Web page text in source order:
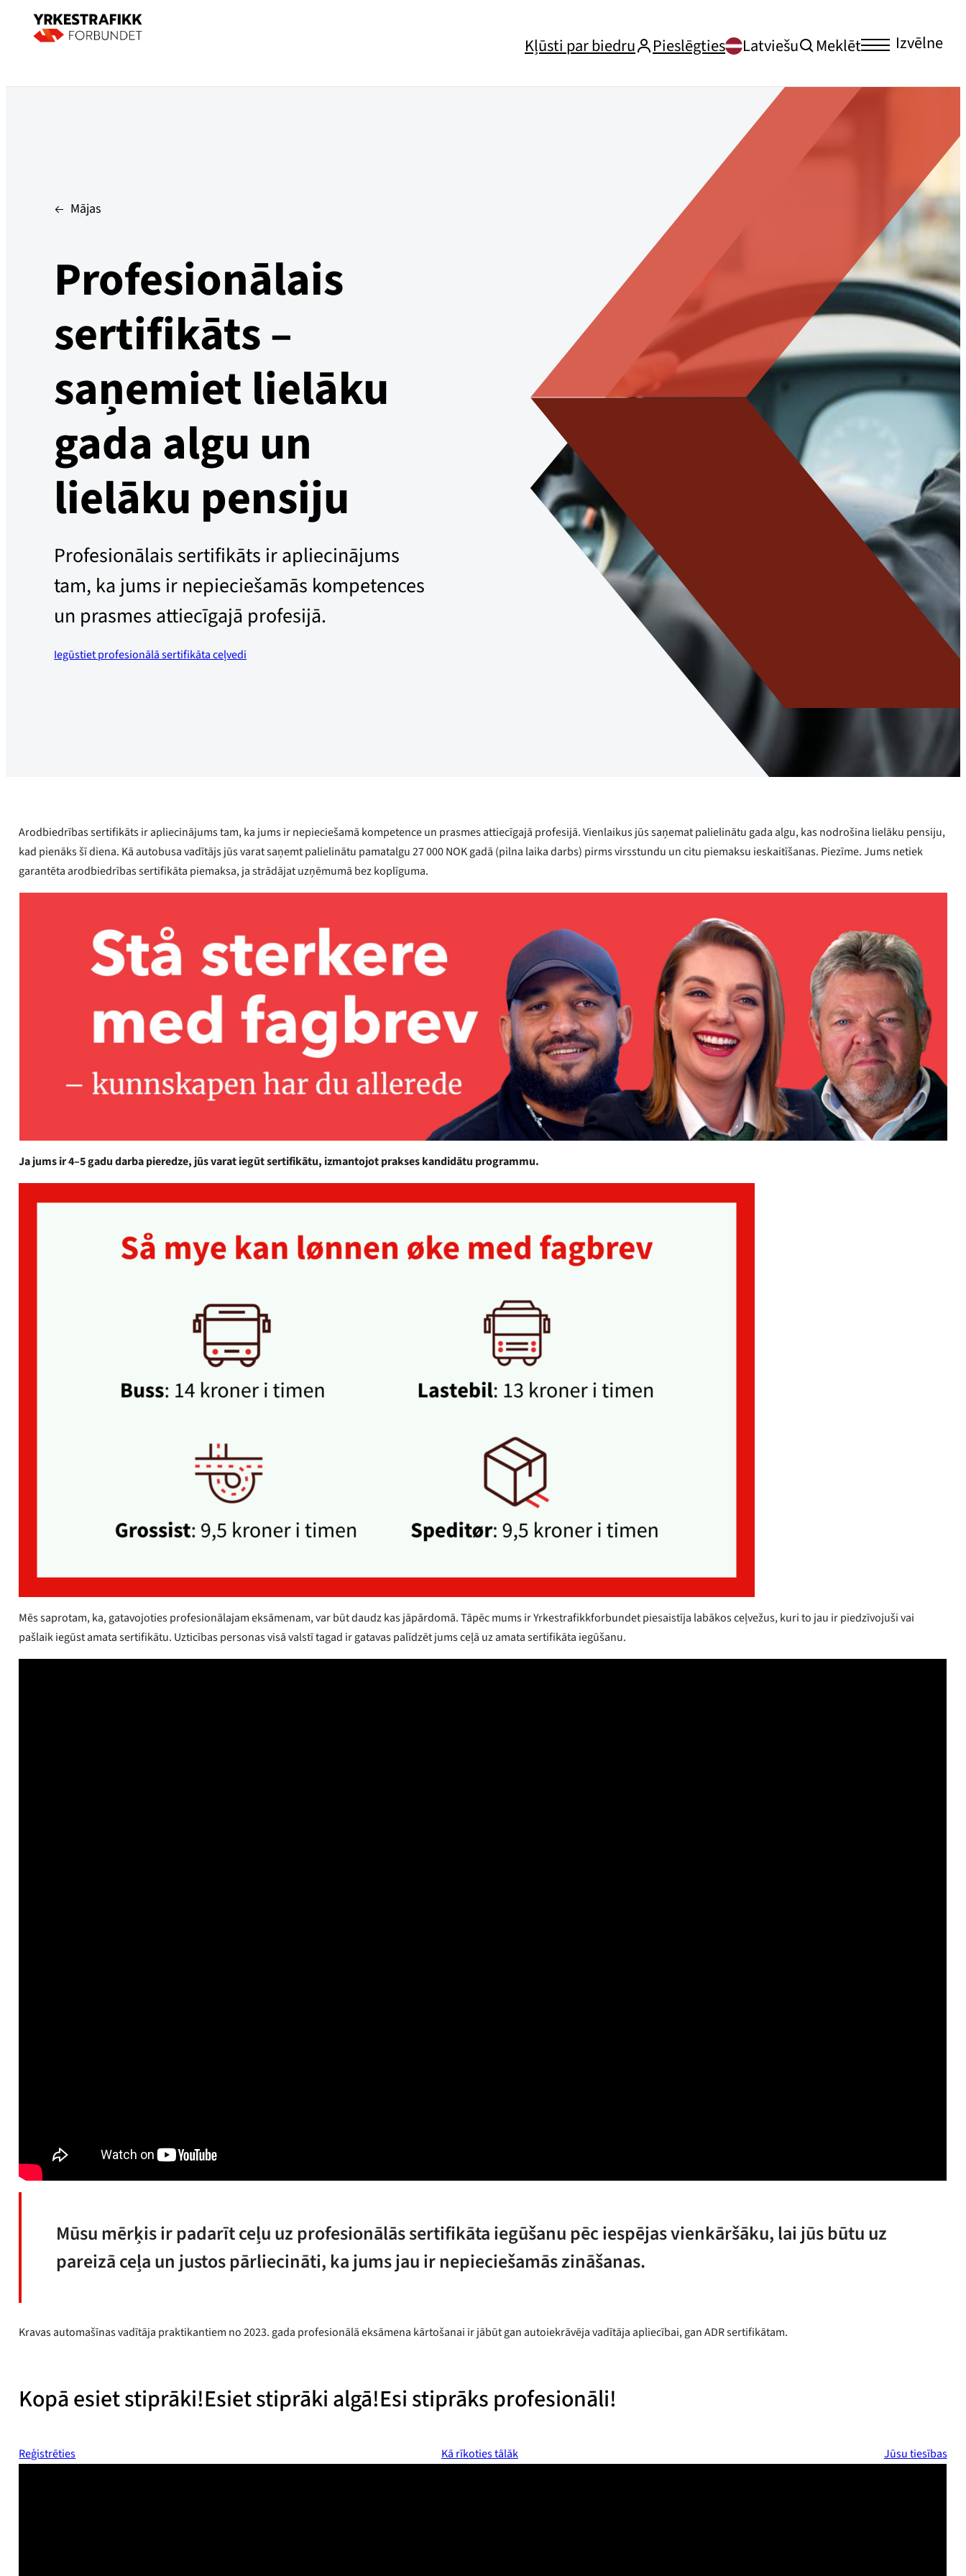
Kļūsti par biedru Pieslēgties Latviešu Meklēt Izvēlne
Mājas
Profesionālais
sertifikāts –
saņemiet lielāku
gada algu un
lielāku pensiju
Profesionālais sertifikāts ir apliecinājums
tam, ka jums ir nepieciešamās kompetences
un prasmes attiecīgajā profesijā.
Iegūstiet profesionālā sertifikāta ceļvedi
Arodbiedrības sertifikāts ir apliecinājums tam, ka jums ir nepieciešamā kompetence un prasmes attiecīgajā profesijā. Vienlaikus jūs saņemat palielinātu gada algu, kas nodrošina lielāku pensiju,
kad pienāks šī diena. Kā autobusa vadītājs jūs varat saņemt palielinātu pamatalgu 27 000 NOK gadā (pilna laika darbs) pirms virsstundu un citu piemaksu ieskaitīšanas. Piezīme. Jums netiek
garantēta arodbiedrības sertifikāta piemaksa, ja strādājat uzņēmumā bez koplīguma.
Ja jums ir 4–5 gadu darba pieredze, jūs varat iegūt sertifikātu, izmantojot prakses kandidātu programmu.
Mēs saprotam, ka, gatavojoties profesionālajam eksāmenam, var būt daudz kas jāpārdomā. Tāpēc mums ir Yrkestrafikkforbundet piesaistīja labākos ceļvežus, kuri to jau ir piedzīvojuši vai
pašlaik iegūst amata sertifikātu. Uzticības personas visā valstī tagad ir gatavas palīdzēt jums ceļā uz amata sertifikāta iegūšanu.
Mūsu mērķis ir padarīt ceļu uz profesionālās sertifikāta iegūšanu pēc iespējas vienkāršāku, lai jūs būtu uz
pareizā ceļa un justos pārliecināti, ka jums jau ir nepieciešamās zināšanas.
Kravas automašīnas vadītāja praktikantiem no 2023. gada profesionālā eksāmena kārtošanai ir jābūt gan autoiekrāvēja vadītāja apliecībai, gan ADR sertifikātam.
Kopā esiet stiprāki!Esiet stiprāki algā!Esi stiprāks profesionāli!
Reģistrēties Kā rīkoties tālāk Jūsu tiesības